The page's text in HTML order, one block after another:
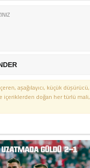
aşağılayıcı, küçük düşürücü,
içeriklerden doğan her türlü mali,